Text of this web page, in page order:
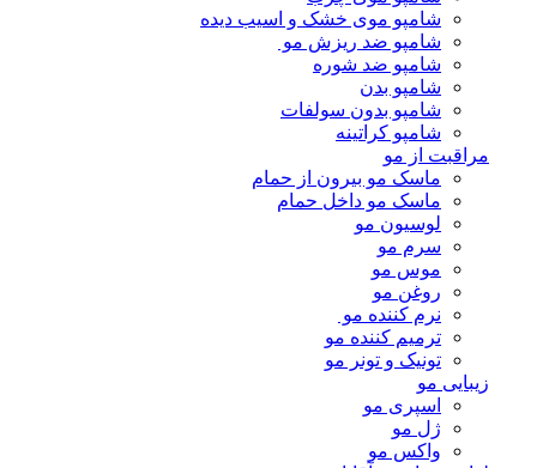
شامپو موی خشک و اسیب دیده
شامپو ضد ریزش مو
شامپو ضد شوره
شامپو بدن
شامپو بدون سولفات
شامپو کراتینه
مراقبت از مو
ماسک مو بیرون از حمام
ماسک مو داخل حمام
لوسیون مو
سرم مو
موس مو
روغن مو
نرم کننده مو
ترمیم کننده مو
تونیک و تونر مو
زیبایی مو
اسپری مو
ژل مو
واکس مو